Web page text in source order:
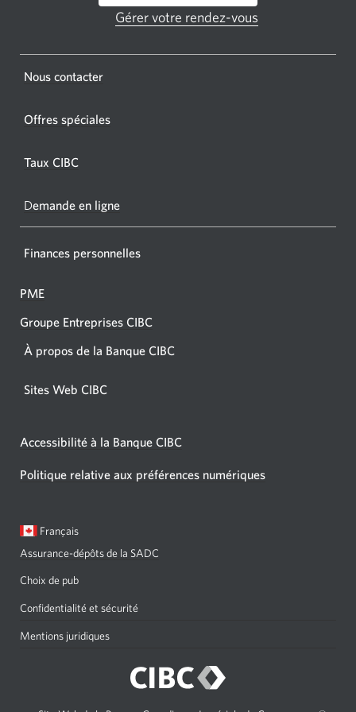
Une
Une
fenêtre
Gérer votre rendez-vous
Nous contacter
Offres spéciales
Taux CIBC
Demande en ligne
Finances personnelles
PME
Groupe Entreprises CIBC
À propos de la Banque CIBC
Sites Web CIBC
Accessibilité à la Banque CIBC
Politique relative aux préférences numériques
Langue
Français
de
Assurance-dépôts de la SADC
Choix de pub
Confidentialité et sécurité
Mentions juridiques